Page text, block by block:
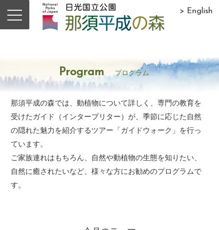
> English
Program プログラム
那須平成の森では、動植物について詳しく、専門の教育を
受けたガイド（インタープリター）が、季節に応じた自然
の隠れた魅力を紹介するツアー「ガイドウォーク」を行っ
ています。
ご家族連れはもちろん、自然や動植物の生態を知りたい、
自然に癒されたいなど、様々な方にお勧めのプログラムで
す。